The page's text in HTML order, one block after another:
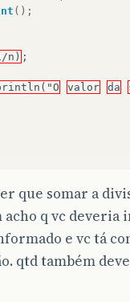
();
n) ;
valor da
que somar a
acho q vc
e vc tá
qtd também